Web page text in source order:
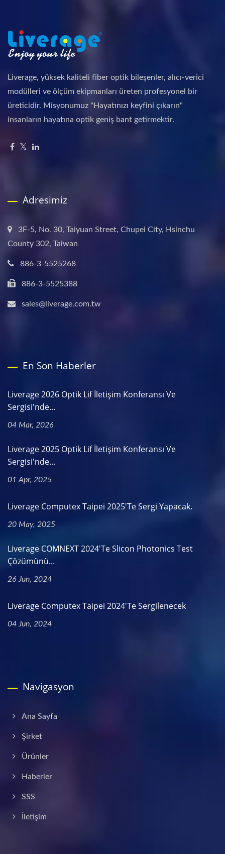
Liverage, yüksek kaliteli fiber optik bileşenler, alıcı-verici
modülleri ve ölçüm ekipmanları üreten profesyonel bir
üreticidir. Misyonumuz "Hayatınızı keyfini çıkarın"
insanların hayatına optik geniş bant getirmektir.
Adresimiz
3F-5, No. 30, Taiyuan Street, Chupei City, Hsinchu
County 302, Taiwan
886-3-5525268
886-3-5525388
sales@liverage.com.tw
En Son Haberler
Liverage 2026 Optik Lif İletişim Konferansı Ve
Sergisi'nde...
04 Mar, 2026
Liverage 2025 Optik Lif İletişim Konferansı Ve
Sergisi'nde...
01 Apr, 2025
Liverage Computex Taipei 2025'te Sergi Yapacak.
20 May, 2025
Liverage COMNEXT 2024'te Slicon Photonics Test
Çözümünü...
26 Jun, 2024
Liverage Computex Taipei 2024'te Sergilenecek
04 Jun, 2024
Navigasyon
Ana Sayfa
Şirket
Ürünler
Haberler
SSS
İletişim